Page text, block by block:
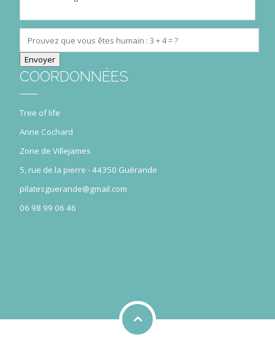
COORDONNÉES
Tree of life
Anne Cochard
Zone de Villejames
5, rue de la pierre - 44350 Guérande
pilatesguerande@gmail.com
06 98 99 06 46